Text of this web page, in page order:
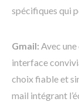
spécifiques qui
Gmail: Avec
interface
choix fiable et
mail intégrant